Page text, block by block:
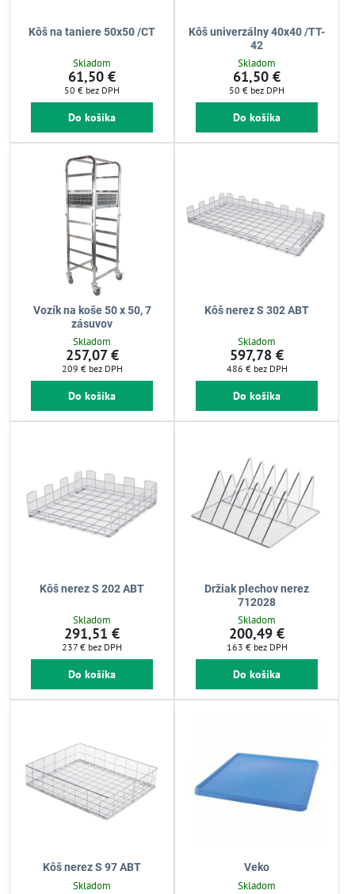
Kôš na taniere 50x50 /CT
Skladom
61,50 €
50 € bez DPH
Do košíka
Kôš univerzálny 40x40 /TT-
42
Skladom
61,50 €
50 € bez DPH
Do košíka
Vozík na koše 50 x 50, 7
zásuvov
Skladom
257,07 €
209 € bez DPH
Do košíka
Kôš nerez S 302 ABT
Skladom
597,78 €
486 € bez DPH
Do košíka
Kôš nerez S 202 ABT
Skladom
291,51 €
237 € bez DPH
Do košíka
Držiak plechov nerez
712028
Skladom
200,49 €
163 € bez DPH
Do košíka
Kôš nerez S 97 ABT
Skladom
Veko
Skladom